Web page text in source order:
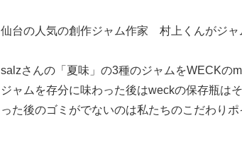
仙台の人気の創作ジャム作家 村上くんがジャ
salzさんの「夏味」の3種のジャムをWECKの
ジャムを存分に味わった後はweckの保存瓶は
った後のゴミがでないのは私たちのこだわりポ